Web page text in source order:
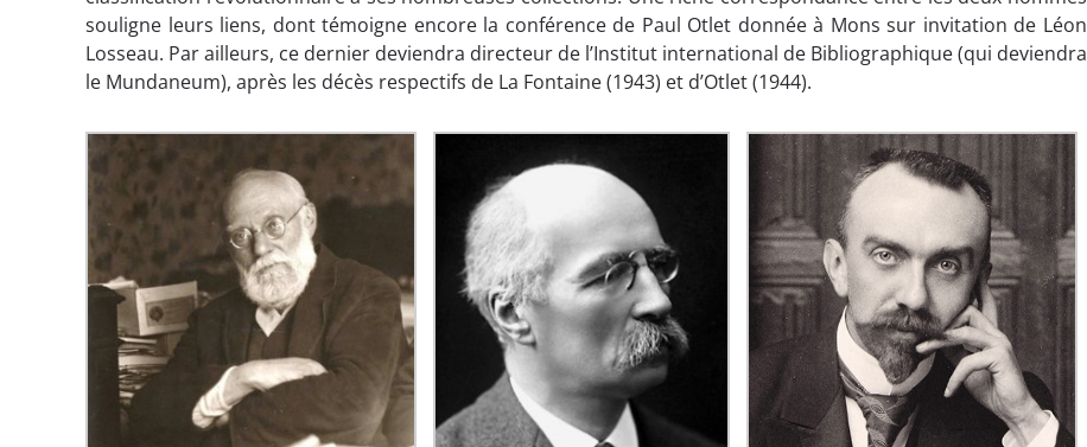
souligne leurs liens, dont témoigne encore la conférence de Paul Otlet donnée à Mons sur invitation de Léon
Losseau. Par ailleurs, ce dernier deviendra directeur de l’Institut international de Bibliographique (qui deviendra
le Mundaneum), après les décès respectifs de La Fontaine (1943) et d’Otlet (1944).